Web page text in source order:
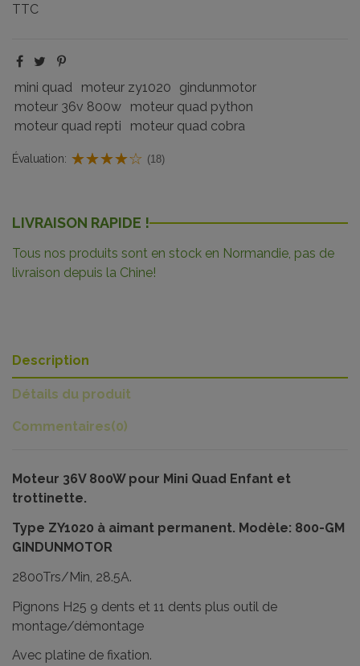
TTC
mini quad moteur zy1020
gindunmotor
moteur 36v 800w
moteur quad python
moteur quad repti
moteur quad cobra
Évaluation: (18)
LIVRAISON RAPIDE !
Tous nos produits sont en stock en Normandie, pas de
livraison depuis la Chine!
Description
Détails du produit
Commentaires(0)
Moteur 36V 800W pour Mini Quad Enfant et
trottinette.
Type ZY1020 à aimant permanent. Modèle: 800-GM
GINDUNMOTOR
2800Trs/Min, 28.5A.
Pignons H25 9 dents et 11 dents plus outil de
montage/démontage
Avec platine de fixation.